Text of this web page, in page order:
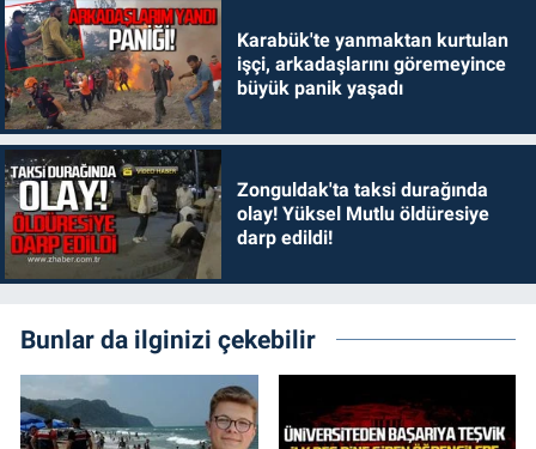
Karabük'te yanmaktan kurtulan
işçi, arkadaşlarını göremeyince
büyük panik yaşadı
Zonguldak'ta taksi durağında
olay! Yüksel Mutlu öldüresiye
darp edildi!
Bunlar da ilginizi çekebilir